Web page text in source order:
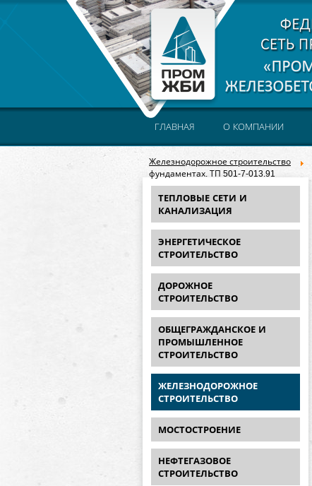
Железнодорожное строительство
фундаментах. ТП 501-7-013.91
ГЛАВНАЯ О КОМПАНИИ
ТЕПЛОВЫЕ СЕТИ И
КАНАЛИЗАЦИЯ
ЭНЕРГЕТИЧЕСКОЕ
СТРОИТЕЛЬСТВО
ДОРОЖНОЕ
СТРОИТЕЛЬСТВО
ОБЩЕГРАЖДАНСКОЕ И
ПРОМЫШЛЕННОЕ
СТРОИТЕЛЬСТВО
ЖЕЛЕЗНОДОРОЖНОЕ
СТРОИТЕЛЬСТВО
МОСТОСТРОЕНИЕ
НЕФТЕГАЗОВОЕ
СТРОИТЕЛЬСТВО